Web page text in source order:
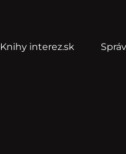
Knihy interez.sk